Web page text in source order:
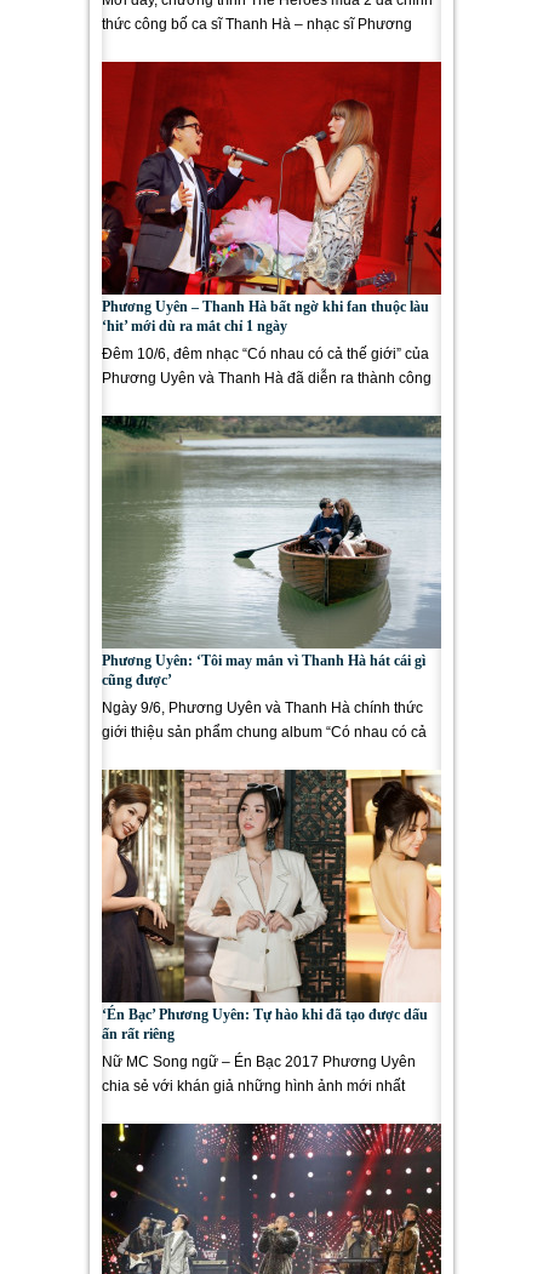
thức công bố ca sĩ Thanh Hà – nhạc sĩ Phương
Phương Uyên – Thanh Hà bất ngờ khi fan thuộc làu
‘hit’ mới dù ra mắt chỉ 1 ngày
Đêm 10/6, đêm nhạc “Có nhau có cả thế giới” của
Phương Uyên và Thanh Hà đã diễn ra thành công
Phương Uyên: ‘Tôi may mắn vì Thanh Hà hát cái gì
cũng được’
Ngày 9/6, Phương Uyên và Thanh Hà chính thức
giới thiệu sản phẩm chung album “Có nhau có cả
‘Én Bạc’ Phương Uyên: Tự hào khi đã tạo được dấu
ấn rất riêng
Nữ MC Song ngữ – Én Bạc 2017 Phương Uyên
chia sẻ với khán giả những hình ảnh mới nhất